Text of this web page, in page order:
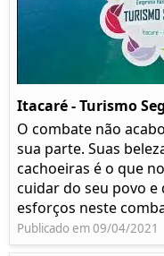
Itacaré - Turismo
O combate não
sua parte. Suas
cachoeiras é o que
cuidar do seu povo
esforços neste
Publicado em 09/04/2021